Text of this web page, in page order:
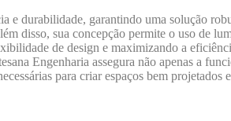
e durabilidade, garantindo uma solução
disso, sua concepção permite o uso de
de design e maximizando a
Engenharia assegura não apenas a
para criar espaços bem projetados